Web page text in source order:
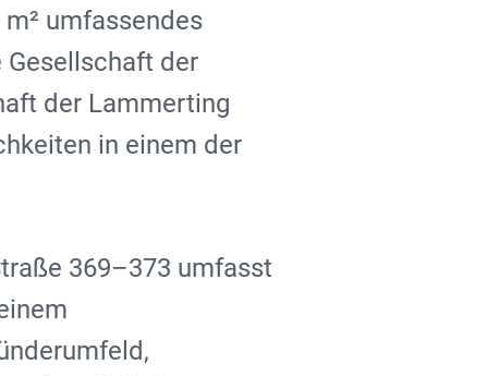
umfassendes
Gesellschaft der
der Lammerting
in einem der
369–373 umfasst